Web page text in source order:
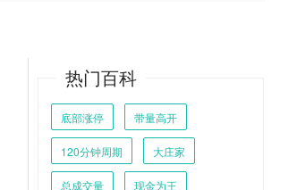
热门百科
底部涨停 带量高开
120分钟周期 大庄家
总成交量 现金为王